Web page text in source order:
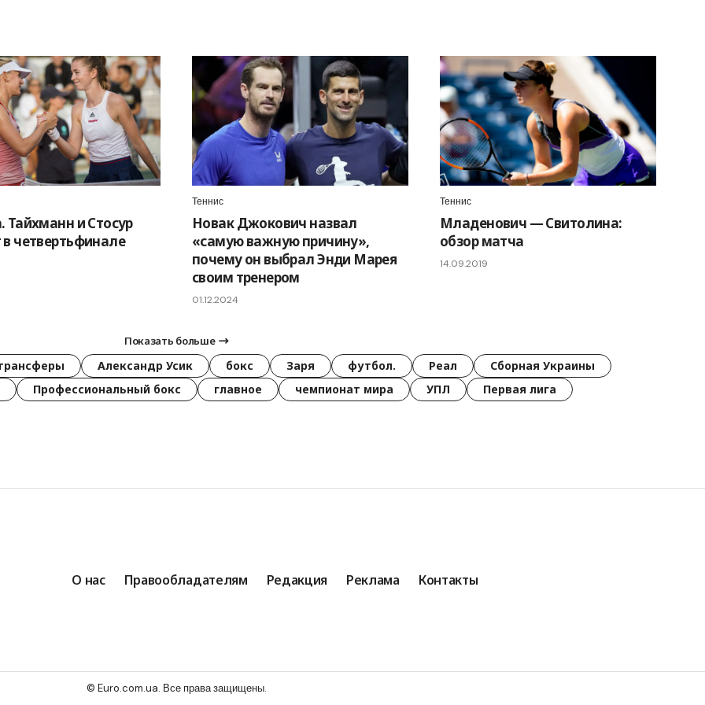
Тайхманн и Стосур
четвертьфинале
Теннис
Новак Джокович назвал
«самую важную причину»,
почему он выбрал Энди Марея
своим тренером
01.12.2024
Теннис
Младенович — Свитолина:
обзор матча
14.09.2019
Показать больше
Александр Усик бокс Заря футбол. Реал
Сборная Украины
Профессиональный бокс
главное чемпионат мира УПЛ Первая лига
О нас Правообладателям Редакция Реклама Контакты
© Euro.com.ua. Все права защищены.